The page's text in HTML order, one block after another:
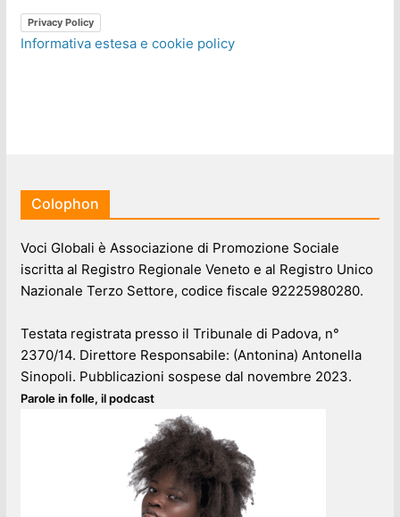
Privacy Policy
Informativa estesa e cookie policy
Colophon
Voci Globali è Associazione di Promozione Sociale
iscritta al Registro Regionale Veneto e al Registro Unico
Nazionale Terzo Settore, codice fiscale 92225980280.
Testata registrata presso il Tribunale di Padova, n°
2370/14. Direttore Responsabile: (Antonina) Antonella
Sinopoli. Pubblicazioni sospese dal novembre 2023.
Parole in folle, il podcast